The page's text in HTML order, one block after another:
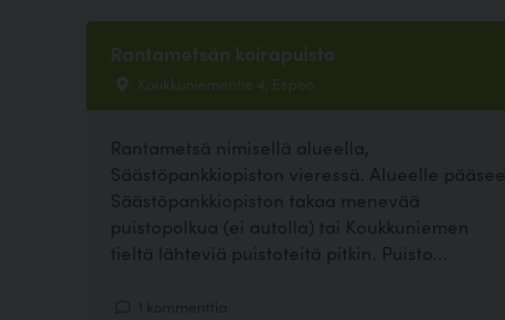
Rantametsän koirapuisto
Koukkuniementie 4, Espoo
Rantametsä nimisellä alueella,
Säästöpankkiopiston vieressä. Alueelle pääsee
Säästöpankkiopiston takaa menevää
puistopolkua (ei autolla) tai Koukkuniemen
tieltä lähteviä puistoteitä pitkin. Puisto...